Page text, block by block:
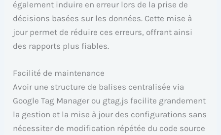
également induire en erreur lors de la prise de
décisions basées sur les données. Cette mise à
jour permet de réduire ces erreurs, offrant ainsi
des rapports plus fiables.
Facilité de maintenance
Avoir une structure de balises centralisée via
Google Tag Manager ou gtag.js facilite grandement
la gestion et la mise à jour des configurations sans
nécessiter de modification répétée du code source